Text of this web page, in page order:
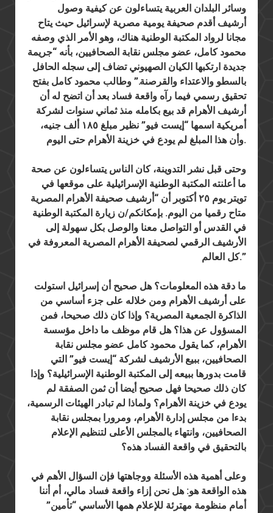
وسائر البلدان العربية يتساءلون عن كيفية وصول
أرشيف أقدم صحيفة يومية مصرية لإسرائيل حيث يتاح
مجانا لرواد المكتبة الوطنية هناك، وهو الأمر الذي وصفه
محمود كامل، عضو مجلس نقابة الصحافيين، بأنه “جريمة
جديدة ارتكبها الكيان الصهيوني تضاف إلى سجله الحافل
بالسطو والاعتداء والقرصنة.” وطالب محمود كامل بفتح
تحقيق رسمي فيما رآه واقعة فساد بعد أن اتضح له أن
أرشيف الأهرام قد بيع بكامله منذ ثماني سنوات لشركة
أمريكية اسمها “إيست فيو” نظير مبلغ ١٨٥ ألف جنيه،
وأن هذا المبلغ لم يودع في خزينة الأهرام حتى اليوم.
وحتى قبل نشر التدوينة، كان الناس يتساءلون عن صحة
ما أعلنته المكتبة الوطنية الإسرائيلية على موقعها في
تويتر يوم ٢٥ أكتوبر أن “أرشيف صحيفة الأهرام المصرية
متاح رقميا من اليوم. بإمكانكم/ن زيارة المكتبة الوطنية
في القدس أو التواصل معنا والوصل بكل سهولة إلى
الأرشيف الرقمي لصحيفة الأهرام المصرية المعروفة في
كل العالم.”
ما دقة هذه المعلومات؟ هل صحيح أن إسرائيل استولت
على أرشيف الأهرام ومن خلاله على جزء أساسي من
الذاكرة الجمعية المصرية؟ وإذا كان ذلك صحيحا، فمن
المسؤول عن هذا؟ هل قام موظف ما داخل مؤسسة
الأهرام، كما يقول محمود كامل عضو مجلس نقابة
الصحافيين، ببيع الأرشيف لشركة “إيست فيو” التي
قامت بدورها ببيعه إلى المكتبة الوطنية الإسرائيلية؟ وإذا
كان ذلك صحيحا فهل صحيح أيضا أن ثمن الصفقة لم
يودع في خزينة الأهرام؟ ولماذا لم تبادر الهيئات الرسمية،
بدءا من مجلس إدارة الأهرام، ومرورا بمجلس نقابة
الصحافيين، وانتهاء بالمجلس الأعلى لتنظيم الإعلام
بالتحقيق في واقعة الفساد هذه؟
وعلى أهمية هذه الأسئلة ووجاهتها فإن السؤال الأهم في
هذه الواقعة هو: هل نحن إزاء واقعة فساد مالي، أم أننا
أمام منظومة مهترئة للإعلام همها الأساسي “تأمين”